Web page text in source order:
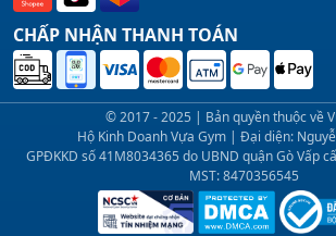
CHẤP NHẬN THANH TOÁN
© 2017 - 2025 | Bản quyền thuộc về
Hộ Kinh Doanh Vựa Gym | Đại diện:
GPĐKKD số 41M8034365 do UBND quận Gò Vấp
MST: 8470356545